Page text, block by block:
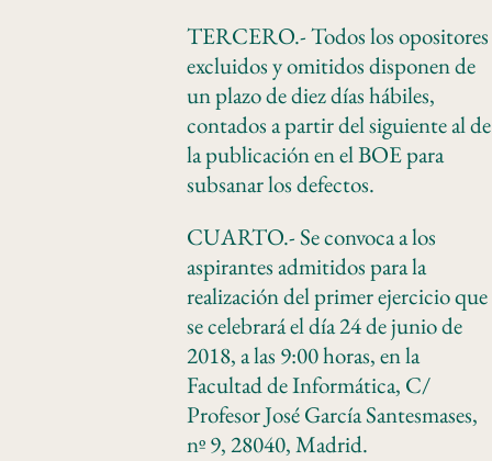
TERCERO.- Todos los opositores
excluidos y omitidos disponen de
un plazo de diez días hábiles,
contados a partir del siguiente al de
la publicación en el BOE para
subsanar los defectos.
CUARTO.- Se convoca a los
aspirantes admitidos para la
realización del primer ejercicio que
se celebrará el día 24 de junio de
2018, a las 9:00 horas, en la
Facultad de Informática, C/
Profesor José García Santesmases,
nº 9, 28040, Madrid.